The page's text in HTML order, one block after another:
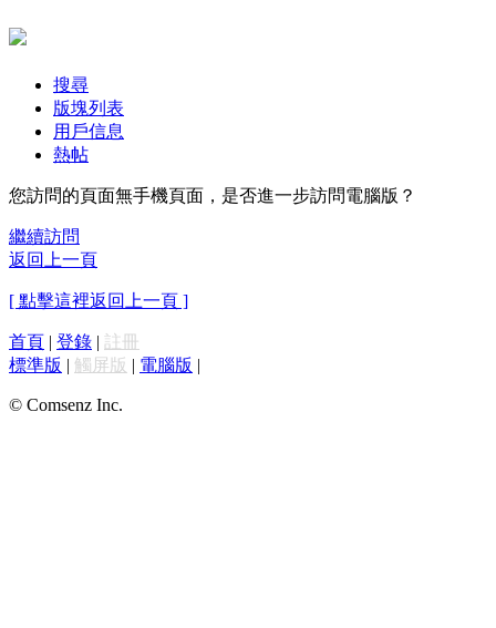
搜尋
版塊列表
用戶信息
熱帖
您訪問的頁面無手機頁面，是否進一步訪問電腦版？
繼續訪問
返回上一頁
[ 點擊這裡返回上一頁 ]
首頁 | 登錄 | 註冊
標準版 | 觸屏版 | 電腦版 |
© Comsenz Inc.